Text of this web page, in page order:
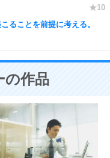
ることを前提に考える。
の作品